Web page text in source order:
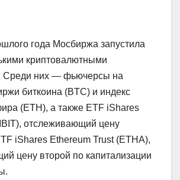
года Мосбиржа запустила
криптовалютными
Среди них — фьючерсы на
биткоина (BTC) и индекс
(ETH), а также ETF iShares
отслеживающий цену
iShares Ethereum Trust (ETHA),
цену второй по капитализации